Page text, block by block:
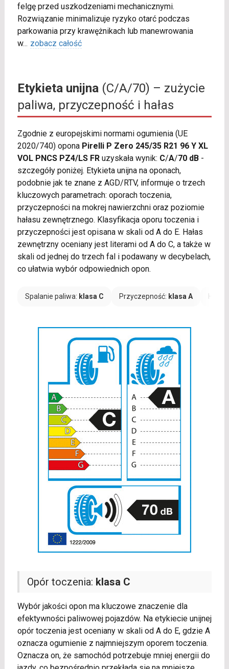
felgę przed uszkodzeniami mechanicznymi.
Rozwiązanie minimalizuje ryzyko otarć podczas
parkowania przy krawężnikach lub manewrowania
w... zobacz całość
Etykieta unijna(C/A/70) – zużycie
paliwa, przyczepność i hałas
Zgodnie z europejskimi normami ogumienia (UE
2020/740) opona Pirelli P Zero 245/35 R21 96 Y XL
VOL PNCS PZ4/LS FRuzyskała wynik: C/A/70 dB-
szczegóły poniżej. Etykieta unijna na oponach,
podobnie jak te znane z AGD/RTV, informuje o trzech
kluczowych parametrach: oporach toczenia,
przyczepności na mokrej nawierzchni oraz poziomie
hałasu zewnętrznego. Klasyfikacja oporu toczenia i
przyczepności jest opisana w skali od A do E. Hałas
zewnętrzny oceniany jest literami od A do C, a także w
skali od jednej do trzech fal i podawany w decybelach,
co ułatwia wybór odpowiednich opon.
Spalanie paliwa: klasa C Przyczepność: klasa A
Opór toczenia: klasa C
Wybór jakości opon ma kluczowe znaczenie dla
efektywności paliwowej pojazdów. Na etykiecie unijnej
opór toczenia jest oceniany w skali od A do E, gdzie A
oznacza ogumienie z najmniejszym oporem toczenia.
Oznacza on, że samochód potrzebuje mniej energii do